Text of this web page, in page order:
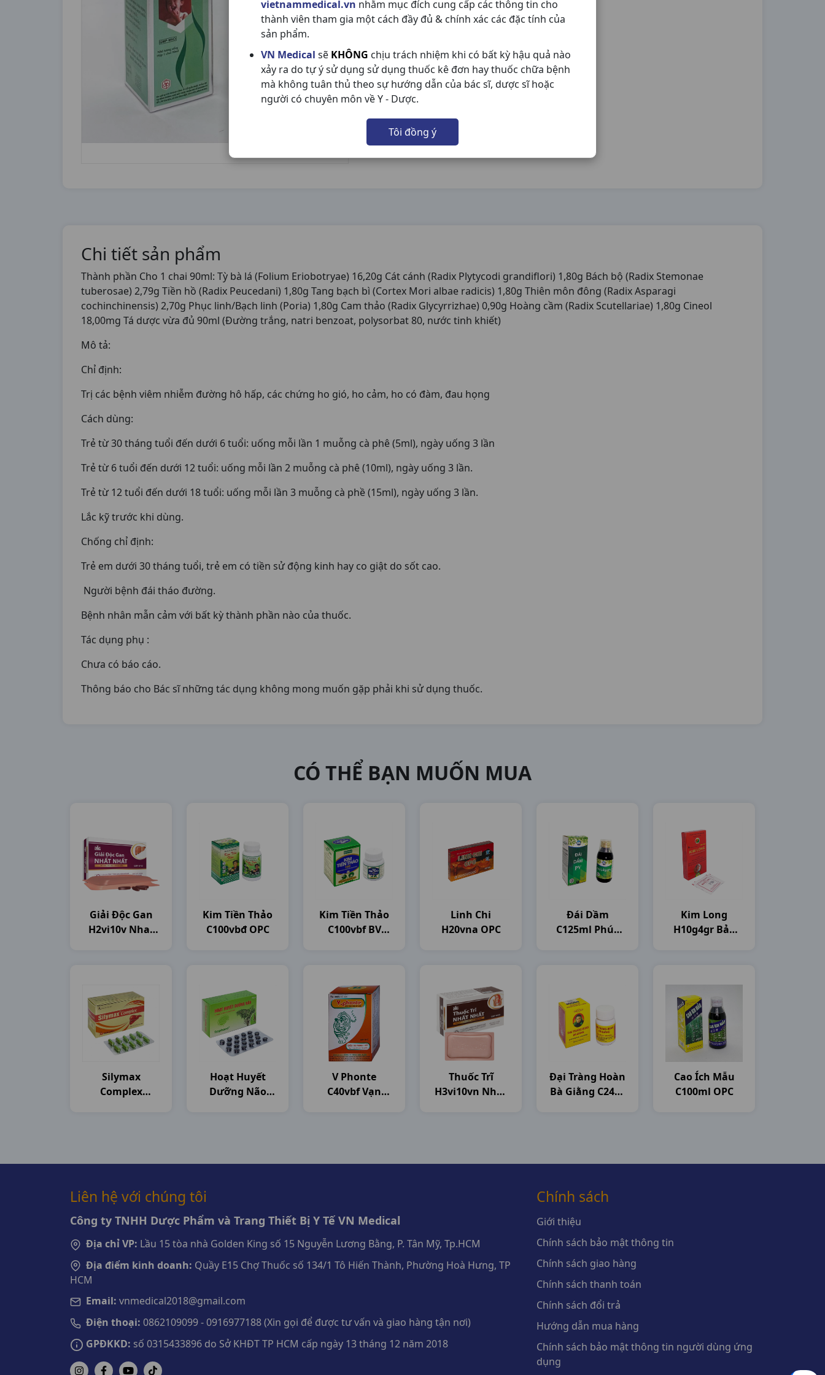
vietnammedical.vn nhằm mục đích cung cấp các thông tin cho
thành viên tham gia một cách đầy đủ & chính xác các đặc tính của
sản phẩm.
VN Medical sẽ KHÔNG chịu trách nhiệm khi có bất kỳ hậu quả nào
xảy ra do tự ý sử dụng sử dụng thuốc kê đơn hay thuốc chữa bệnh
mà không tuân thủ theo sự hướng dẫn của bác sĩ, dược sĩ hoặc
người có chuyên môn về Y - Dược.
Tôi đồng ý
Chi tiết sản phẩm
Thành phần Cho 1 chai 90ml: Tỳ bà lá (Folium Eriobotryae) 16,20g Cát cánh (Radix Plytycodi grandiflori) 1,80g Bách bộ (Radix Stemonae
tuberosae) 2,79g Tiền hồ (Radix Peucedani) 1,80g Tang bạch bì (Cortex Mori albae radicis) 1,80g Thiên môn đông (Radix Asparagi
cochinchinensis) 2,70g Phục linh/Bạch linh (Poria) 1,80g Cam thảo (Radix Glycyrrizhae) 0,90g Hoàng cầm (Radix Scutellariae) 1,80g Cineol
18,00mg Tá dược vừa đủ 90ml (Đường trắng, natri benzoat, polysorbat 80, nước tinh khiết)
Mô tả:
Chỉ định:
Trị các bệnh viêm nhiễm đường hô hấp, các chứng ho gió, ho cảm, ho có đàm, đau họng
Cách dùng:
Trẻ từ 30 tháng tuổi đến dưới 6 tuổi: uống mỗi lần 1 muỗng cà phê (5ml), ngày uống 3 lần
Trẻ từ 6 tuổi đến dưới 12 tuổi: uống mỗi lần 2 muỗng cà phê (10ml), ngày uống 3 lần.
Trẻ từ 12 tuổi đến dưới 18 tuổi: uống mỗi lần 3 muỗng cà phề (15ml), ngày uống 3 lần.
Lắc kỹ trước khi dùng.
Chống chỉ định:
Trẻ em dưới 30 tháng tuổi, trẻ em có tiền sử động kinh hay co giật do sốt cao.
Người bệnh đái tháo đường.
Bệnh nhân mẫn cảm với bất kỳ thành phần nào của thuốc.
Tác dụng phụ :
Chưa có báo cáo.
Thông báo cho Bác sĩ những tác dụng không mong muốn gặp phải khi sử dụng thuốc.
CÓ THỂ BẠN MUỐN MUA
Giải Độc Gan
H2vi10v Nhat
Kim Tiền Thảo
C100vbđ OPC
Kim Tiền Thảo
C100vbf BV
Linh Chi
H20vna OPC
Đái Dầm
C125ml Phúc
Kim Long
H10g4gr Bảo
Silymax
Complex
Hoạt Huyết
Dưỡng Não
V Phonte
C40vbf Vạn
Thuốc Trĩ
H3vi10vn Nhat
Đại Tràng Hoàn
Bà Giằng C240v
Cao Ích Mẫu
C100ml OPC
Liên hệ với chúng tôi
Công ty TNHH Dược Phẩm và Trang Thiết Bị Y Tế VN Medical
Địa chỉ VP: Lầu 15 tòa nhà Golden King số 15 Nguyễn Lương Bằng, P. Tân Mỹ, Tp.HCM
Địa điểm kinh doanh: Quầy E15 Chợ Thuốc số 134/1 Tô Hiến Thành, Phường Hoà Hưng, TP
HCM
Email: vnmedical2018@gmail.com
Điện thoại: 0862109099 - 0916977188 (Xin gọi để được tư vấn và giao hàng tận nơi)
GPĐKKD: số 0315433896 do Sở KHĐT TP HCM cấp ngày 13 tháng 12 năm 2018
Chính sách
Giới thiệu
Chính sách bảo mật thông tin
Chính sách giao hàng
Chính sách thanh toán
Chính sách đổi trả
Hướng dẫn mua hàng
Chính sách bảo mật thông tin người dùng ứng
dụng